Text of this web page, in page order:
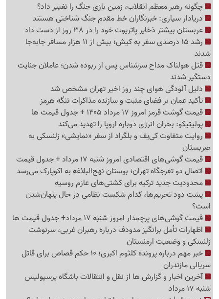
چگونه رهبر معظم انقلاب، زمین بازی جنگ را تغییر داد؟
دریادار سیاری: خبرنگاران خط مقدم جنگ شناختی هستند
عربستان بیشتر ذخایر پاتریوت خود را در 38 روز از دست داد
رشد 15 درصدی سفر به کیش؛ بیش از 11 هزار مسافر جابه‌جا
شدند
قتل هولناک مداح سرشناس پس از ربوده شدن؛ عاملان جنایت
دستگیر شدند
دلیل آلودگی هوای چند روز اخیر تهران مشخص شد
تأکید عمان بر فضای مثبت و سازنده مذاکرات تنگه هرمز
قیمت گوشت قرمز امروز 17 مرداد 1405 + جدول قیمت ها
پولیتیکو: بحران انرژی دوباره اروپا را تهدید می‌کند
روایت متفاوت کی‌یف و بلگراد از سفر «نمایشی» زلنسکی به
صربستان
قیمت گوشی‌های اقتصادی امروز شنبه 17 مرداد + جدول قیمت
اتصال دو تفرجگاه تهران؛ بوستان نهج‌البلاغه به اکوپارک می‌رسد
محدودیت جدید ترکیه برای کشتی‌های عازم روسیه
پشت دود تحریم‌ها، کدام شکست نظامی در حال پنهان‌شدن
است؟
قیمت گوشی‌های پرچمدار امروز شنبه 17 مرداد+ جدول قیمت ها
اظهارات تأمل برانگیز مدودف درباره رهبران غربی، سرنوشت
زلنسکی و وضعیت ارمنستان
خبر مهم درباره پرونده کلثوم اکبری؛ 10 حکم قصاص برای قاتل
سریالی مازندران
آخرین اخبار و گزارش ها از نقل و انتقالات باشگاه پرسپولیس
شنبه 17 مرداد